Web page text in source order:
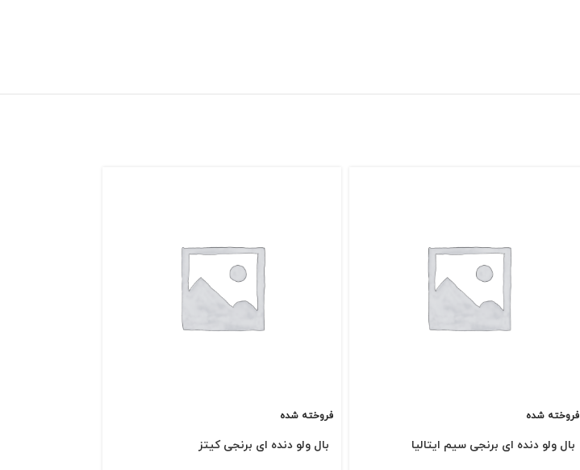
فروخته شده
بال ولو دنده ای برنجی سیم ایتالیا
فروخته شده
بال ولو دنده ای برنجی كیتز